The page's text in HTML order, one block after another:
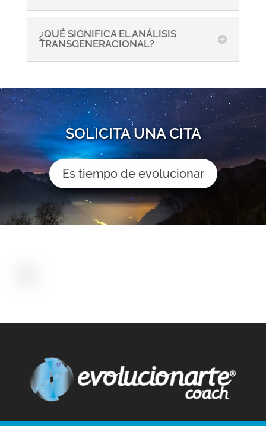
¿QUÉ SIGNIFICA EL ANÁLISIS
TRANSGENERACIONAL?
SOLICITA UNA CITA
Es tiempo de evolucionar